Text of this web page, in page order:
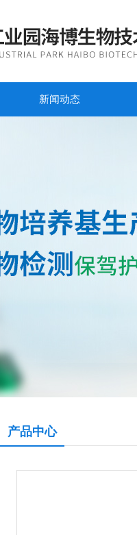
新闻动态
产品中心